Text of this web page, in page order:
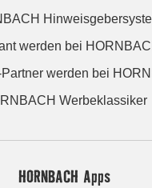
werden bei
werden bei
Werbeklassiker
HORNBACH Apps